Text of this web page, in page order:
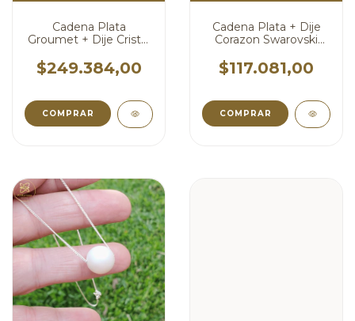
Cadena Plata
Groumet + Dije Cristal
Boreal 30 mm
cod4114
$249.384,00
Cadena Plata + Dije
Corazon Swarovski
$117.081,00
COMPRAR